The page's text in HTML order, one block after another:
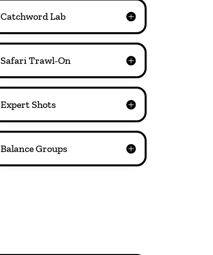
Catchword Lab
Safari Trawl-On
Expert Shots
Balance Groups